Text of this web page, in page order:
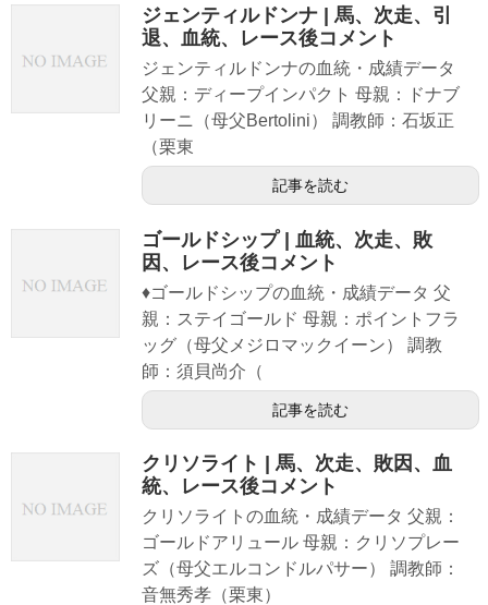
ジェンティルドンナ | 馬、次走、引
退、血統、レース後コメント
ジェンティルドンナの血統・成績データ
父親：ディープインパクト 母親：ドナブ
リーニ（母父Bertolini） 調教師：石坂正
（栗東
記事を読む
ゴールドシップ | 血統、次走、敗
因、レース後コメント
♦ゴールドシップの血統・成績データ 父
親：ステイゴールド 母親：ポイントフラ
ッグ（母父メジロマックイーン） 調教
師：須貝尚介（
記事を読む
クリソライト | 馬、次走、敗因、血
統、レース後コメント
クリソライトの血統・成績データ 父親：
ゴールドアリュール 母親：クリソプレー
ズ（母父エルコンドルパサー） 調教師：
音無秀孝（栗東）